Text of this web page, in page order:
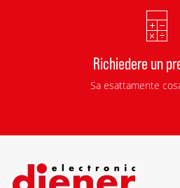
Richiedere un
Sa esattamente